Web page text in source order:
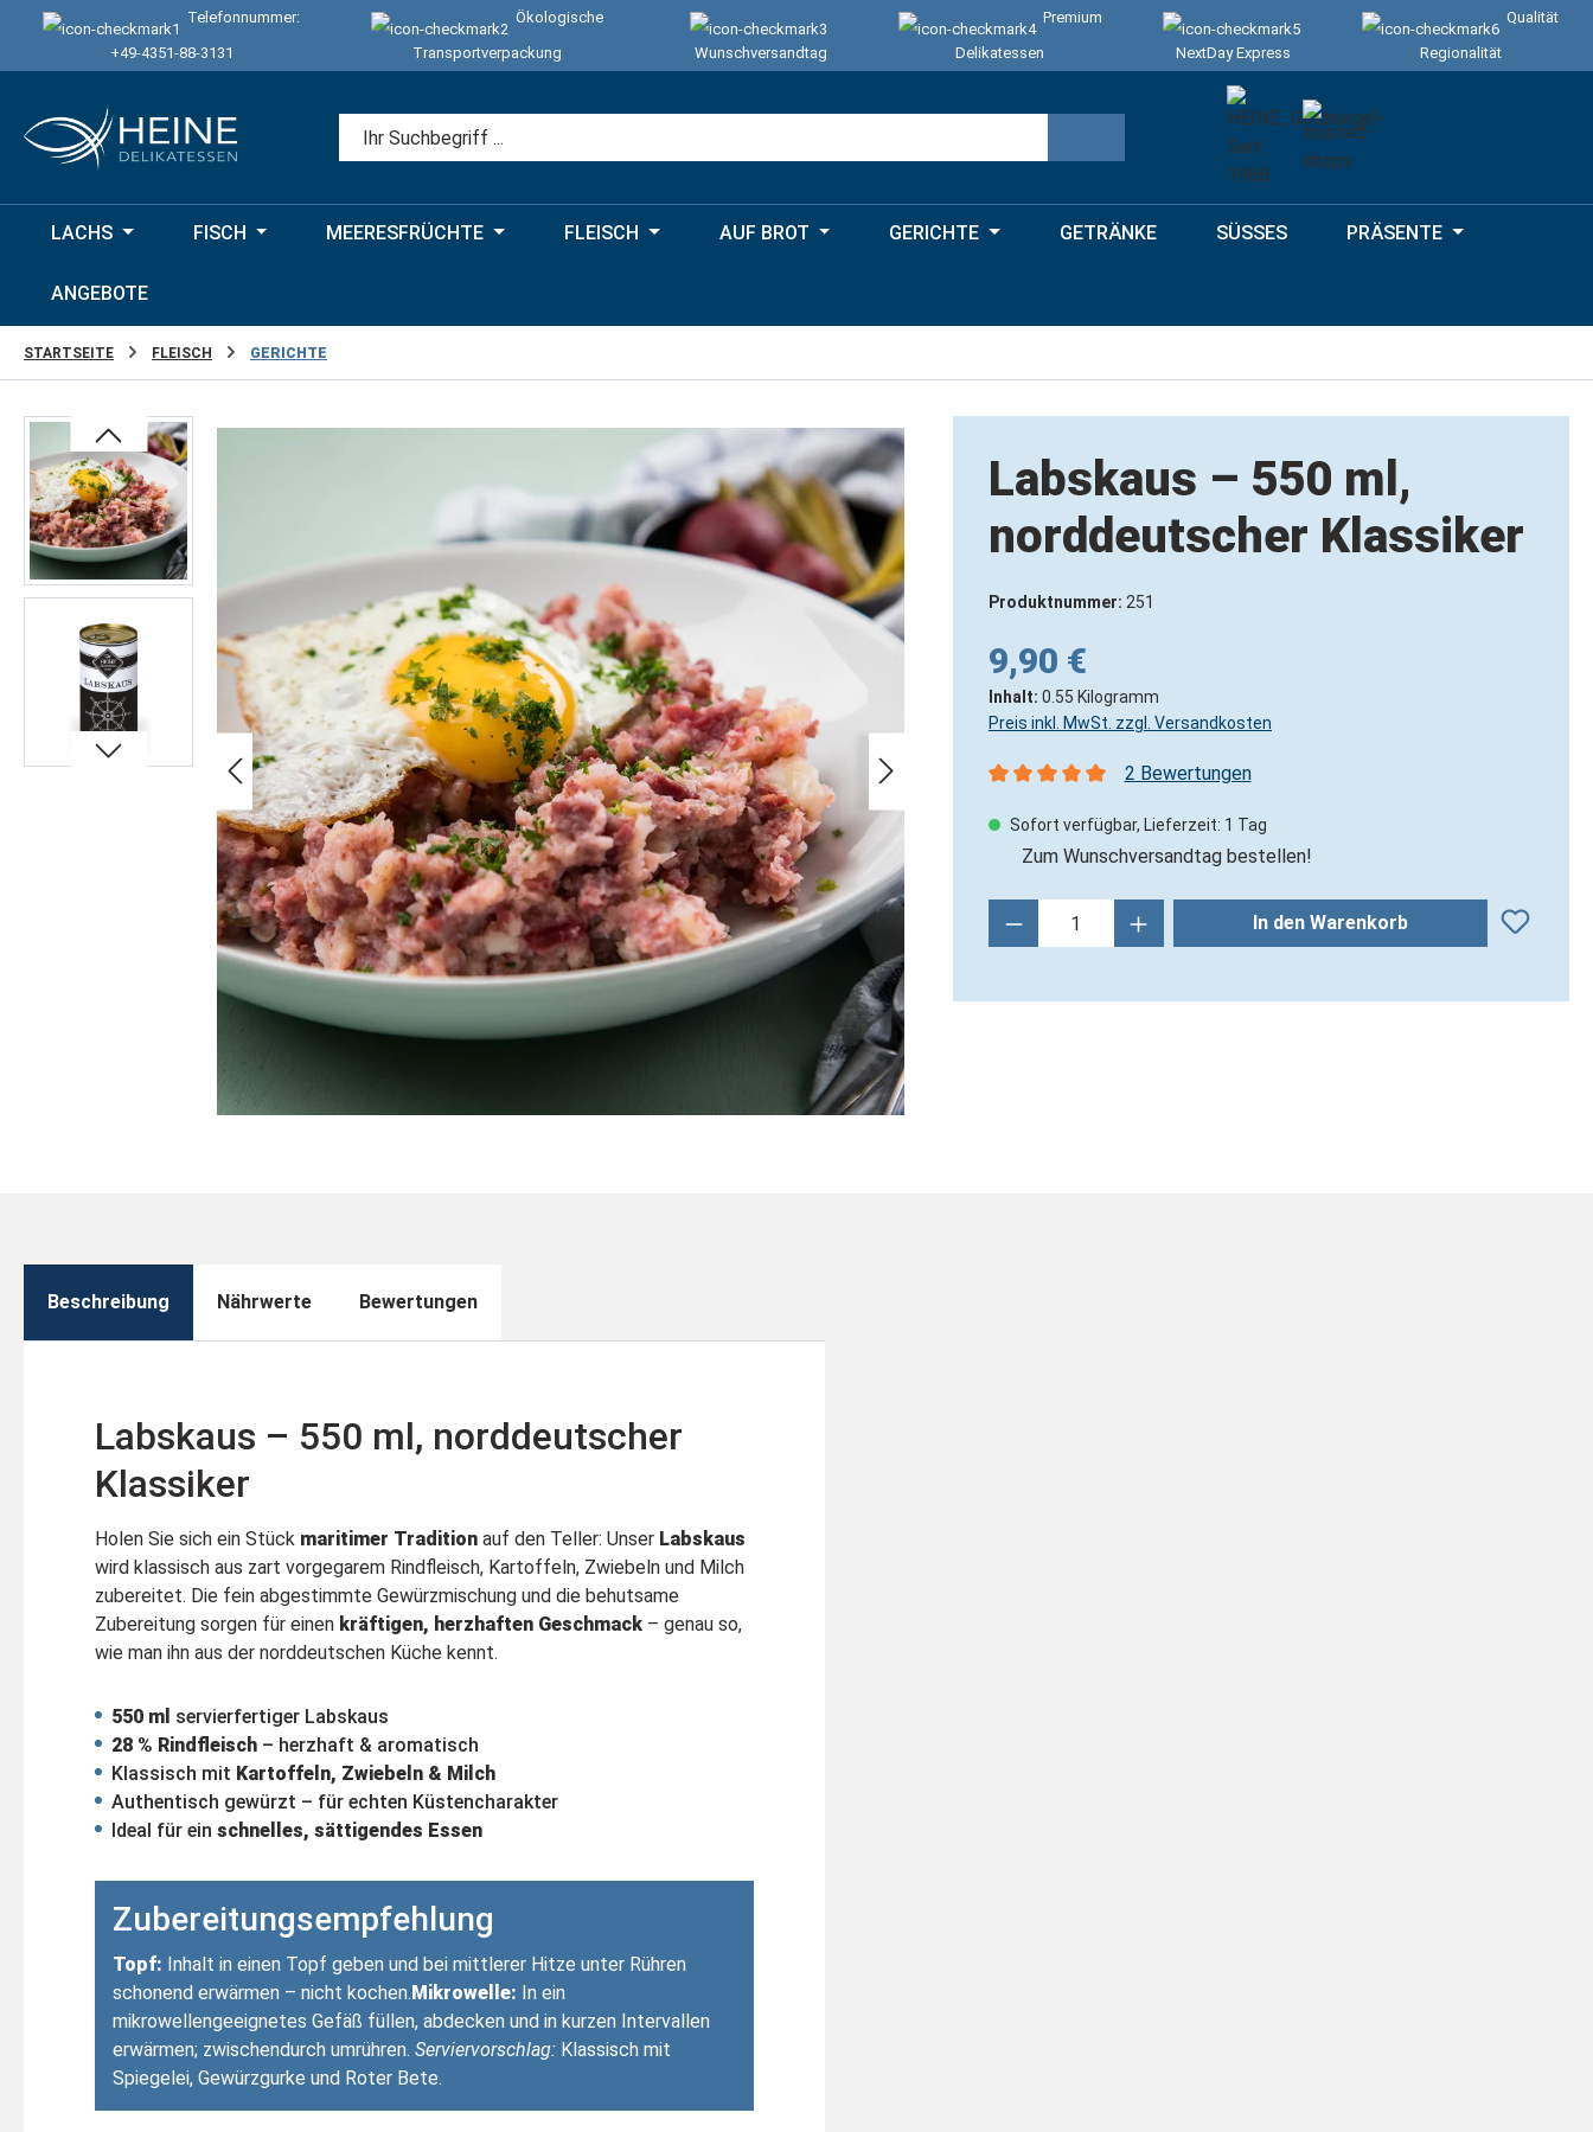
Hauptinhalt springen
Zur Suche springen
Zur Hauptnavigation springen
Telefonnummer:
+49-4351-88-3131
Ökologische
Transportverpackung
Wunschversandtag
Premium
Delikatessen
NextDay Express
Qualität
Regionalität
LACHS FISCH MEERESFRÜCHTE FLEISCH AUF BROT GERICHTE GETRÄNKE SÜSSES PRÄSENTE
ANGEBOTE
STARTSEITE FLEISCH GERICHTE
Bildergalerie überspringen
Labskaus – 550 ml,
norddeutscher Klassiker
Produktnummer: 251
9,90 €
Inhalt: 0.55 Kilogramm
Preis inkl. MwSt. zzgl. Versandkosten
2 Bewertungen
Sofort verfügbar, Lieferzeit: 1 Tag
Zum Wunschversandtag bestellen!
Produkt Anzahl: Gib den gewünschten Wert
In den Warenkorb
Beschreibung Nährwerte Bewertungen
Labskaus – 550 ml, norddeutscher
Klassiker
Holen Sie sich ein Stück maritimer Tradition auf den Teller: Unser Labskaus
wird klassisch aus zart vorgegarem Rindfleisch, Kartoffeln, Zwiebeln und Milch
zubereitet. Die fein abgestimmte Gewürzmischung und die behutsame
Zubereitung sorgen für einen kräftigen, herzhaften Geschmack – genau so,
wie man ihn aus der norddeutschen Küche kennt.
550 ml servierfertiger Labskaus
28 % Rindfleisch – herzhaft & aromatisch
Klassisch mit Kartoffeln, Zwiebeln & Milch
Authentisch gewürzt – für echten Küstencharakter
Ideal für ein schnelles, sättigendes Essen
Zubereitungsempfehlung
Topf: Inhalt in einen Topf geben und bei mittlerer Hitze unter Rühren
schonend erwärmen – nicht kochen.Mikrowelle: In ein
mikrowellengeeignetes Gefäß füllen, abdecken und in kurzen Intervallen
erwärmen; zwischendurch umrühren. Serviervorschlag: Klassisch mit
Spiegelei, Gewürzgurke und Roter Bete.